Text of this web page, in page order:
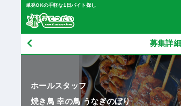
単発OKの手軽な1日バイト探し
募集詳細
ホールスタッフ
焼き鳥 幸の鳥 うなぎのぼり